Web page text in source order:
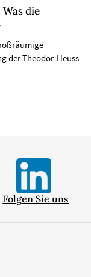
die
der Theodor-Heuss-
Folgen Sie uns